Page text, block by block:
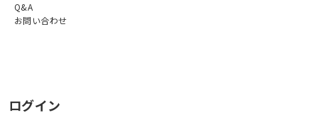
Q&A
お問い合わせ
ログイン